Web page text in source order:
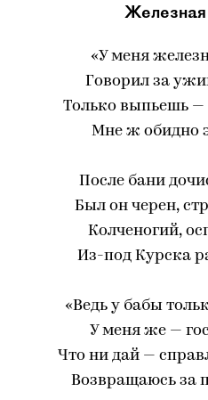
Железная
«У меня
Говорил за
Только выпьешь —
Мне ж обидно
После бани
Был он черен,
Колченогий,
Из-под Курска
«Ведь у бабы
У меня же —
Что ни дай —
Возвращаюсь за